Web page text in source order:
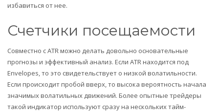
избавиться от нее.
Счетчики посещаемости
Совместно с ATR можно делать довольно основательные
прогнозы и эффективный анализ. Если ATR находится под
Envelopes, то это свидетельствует о низкой волатильности.
Если происходит пробой вверх, то высока вероятность начала
значимых волатильных движений. Более опытные трейдеры
такой индикатор используют сразу на нескольких тайм-